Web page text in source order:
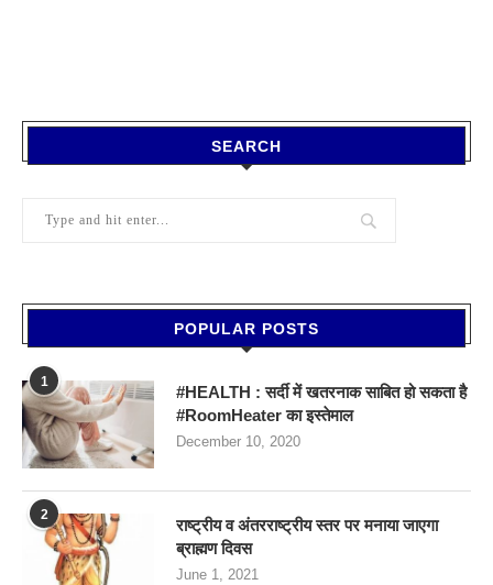
SEARCH
POPULAR POSTS
1
#HEALTH : सर्दी में खतरनाक साबित हो सकता है
#RoomHeater का इस्तेमाल
December 10, 2020
2
राष्ट्रीय व अंतरराष्ट्रीय स्तर पर मनाया जाएगा
ब्राह्मण दिवस
June 1, 2021